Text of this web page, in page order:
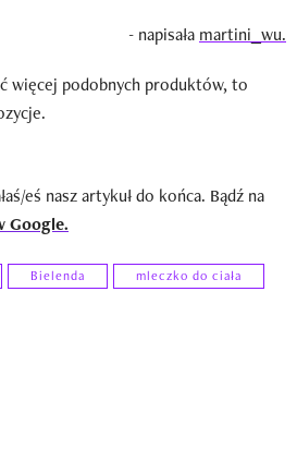
- napisała martini_wu.
więcej podobnych produktów, to
eś nasz artykuł do końca. Bądź na
Google.
Bielenda mleczko do ciała